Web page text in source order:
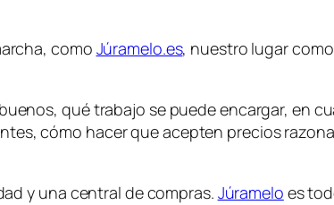
como Júramelo.es, nuestro lugar
qué trabajo se puede encargar, en
cómo hacer que acepten precios
y una central de compras. Júramelo es